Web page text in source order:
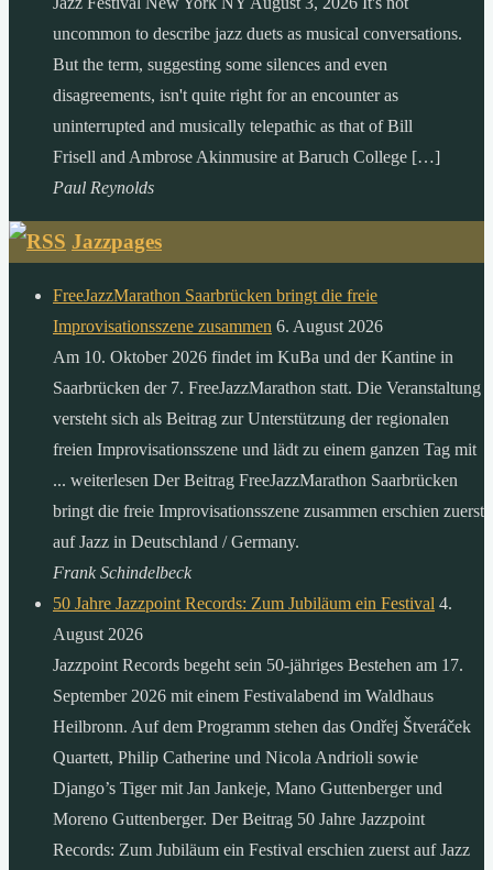
uncommon to describe jazz duets as musical conversations.
But the term, suggesting some silences and even
disagreements, isn't quite right for an encounter as
uninterrupted and musically telepathic as that of Bill
Frisell and Ambrose Akinmusire at Baruch College […]
Paul Reynolds
Jazzpages
FreeJazzMarathon Saarbrücken bringt die freie
Improvisationsszene zusammen 6. August 2026
Am 10. Oktober 2026 findet im KuBa und der Kantine in
Saarbrücken der 7. FreeJazzMarathon statt. Die Veranstaltung
versteht sich als Beitrag zur Unterstützung der regionalen
freien Improvisationsszene und lädt zu einem ganzen Tag mit
... weiterlesen Der Beitrag FreeJazzMarathon Saarbrücken
bringt die freie Improvisationsszene zusammen erschien zuerst
auf Jazz in Deutschland / Germany.
Frank Schindelbeck
50 Jahre Jazzpoint Records: Zum Jubiläum ein Festival 4.
August 2026
Jazzpoint Records begeht sein 50-jähriges Bestehen am 17.
September 2026 mit einem Festivalabend im Waldhaus
Heilbronn. Auf dem Programm stehen das Ondřej Štveráček
Quartett, Philip Catherine und Nicola Andrioli sowie
Django’s Tiger mit Jan Jankeje, Mano Guttenberger und
Moreno Guttenberger. Der Beitrag 50 Jahre Jazzpoint
Records: Zum Jubiläum ein Festival erschien zuerst auf Jazz